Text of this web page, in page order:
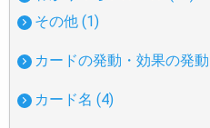
その他 (1)
カードの発動・効果の発
カード名 (4)